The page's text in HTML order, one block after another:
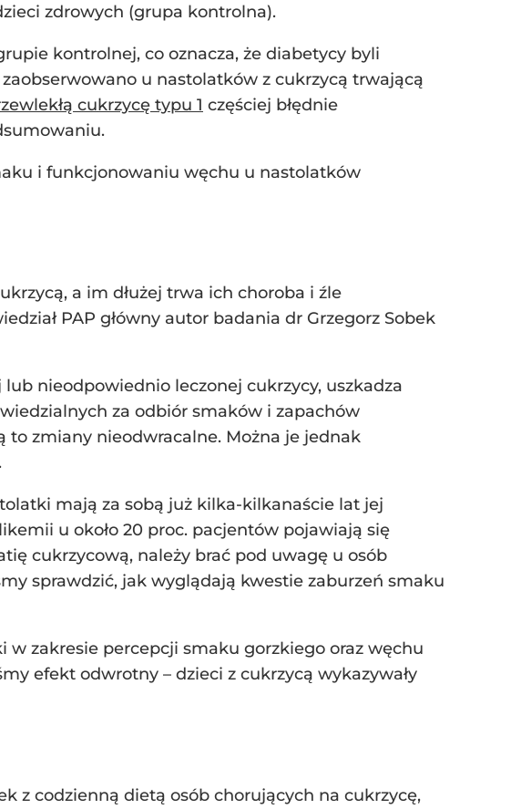
zdrowych (grupa kontrolna).
kontrolnej, co oznacza, że diabetycy byli
u nastolatków z cukrzycą trwającą
cukrzycę typu 1 częściej błędnie
i funkcjonowaniu węchu u nastolatków
a im dłużej trwa ich choroba i źle
PAP główny autor badania dr Grzegorz Sobek
nieodpowiednio leczonej cukrzycy, uszkadza
za odbiór smaków i zapachów
to zmiany nieodwracalne. Można je jednak
mają za sobą już kilka-kilkanaście lat jej
u około 20 proc. pacjentów pojawiają się
cukrzycową, należy brać pod uwagę u osób
sprawdzić, jak wyglądają kwestie zaburzeń smaku
zakresie percepcji smaku gorzkiego oraz węchu
efekt odwrotny – dzieci z cukrzycą wykazywały
z codzienną dietą osób chorujących na cukrzycę,